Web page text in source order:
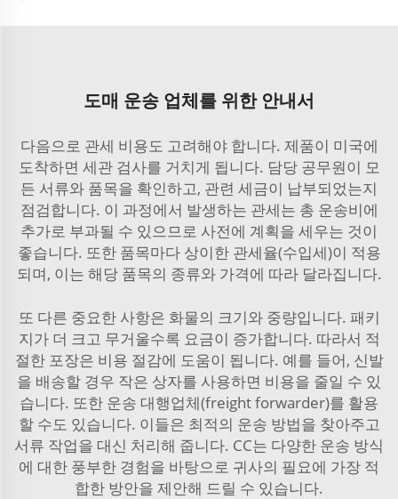
도매 운송 업체를 위한 안내서
다음으로 관세 비용도 고려해야 합니다. 제품이 미국에
도착하면 세관 검사를 거치게 됩니다. 담당 공무원이 모
든 서류와 품목을 확인하고, 관련 세금이 납부되었는지
점검합니다. 이 과정에서 발생하는 관세는 총 운송비에
추가로 부과될 수 있으므로 사전에 계획을 세우는 것이
좋습니다. 또한 품목마다 상이한 관세율(수입세)이 적용
되며, 이는 해당 품목의 종류와 가격에 따라 달라집니다.
또 다른 중요한 사항은 화물의 크기와 중량입니다. 패키
지가 더 크고 무거울수록 요금이 증가합니다. 따라서 적
절한 포장은 비용 절감에 도움이 됩니다. 예를 들어, 신발
을 배송할 경우 작은 상자를 사용하면 비용을 줄일 수 있
습니다. 또한 운송 대행업체(freight forwarder)를 활용
할 수도 있습니다. 이들은 최적의 운송 방법을 찾아주고
서류 작업을 대신 처리해 줍니다. CC는 다양한 운송 방식
에 대한 풍부한 경험을 바탕으로 귀사의 필요에 가장 적
합한 방안을 제안해 드릴 수 있습니다.